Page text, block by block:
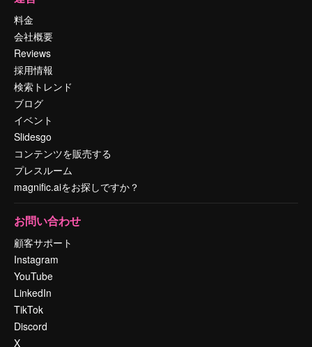
料金
会社概要
Reviews
採用情報
検索トレンド
ブログ
イベント
Slidesgo
コンテンツを販売する
プレスルーム
magnific.aiをお探しですか？
お問い合わせ
顧客サポート
Instagram
YouTube
LinkedIn
TikTok
Discord
X